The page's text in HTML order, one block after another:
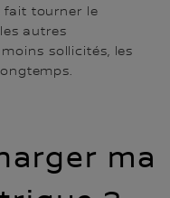
fait tourner le
autres
sollicités, les
ma